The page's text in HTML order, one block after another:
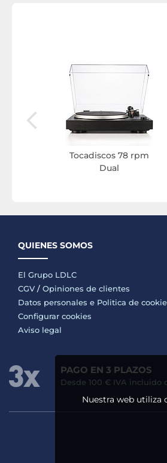
Tocadiscos 78 rpm
Dual
QUIENES SOMOS
El Grupo LDLC
CGV / Opiniones de clientes
Datos personales e Politica de
Configurar cookies
Aviso legal
PAGO EN 3 PLAZOS
Desde 100 € IVA incluido
Nuestra web utiliza